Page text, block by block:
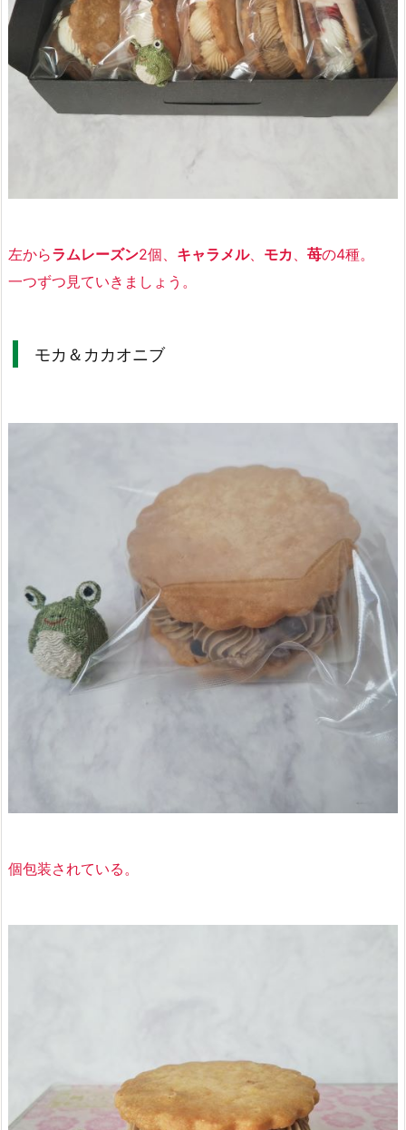
左からラムレーズン2個、 キャラメル、 モカ 苺の4種。
一つずつ見ていきましょう。
モカ＆カカオニブ
個包装されている。